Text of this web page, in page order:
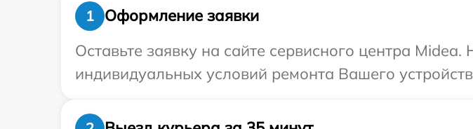
1
Оформление заявки
Оставьте заявку на сайте сервисного центра
индивидуальных условий ремонта Вашего